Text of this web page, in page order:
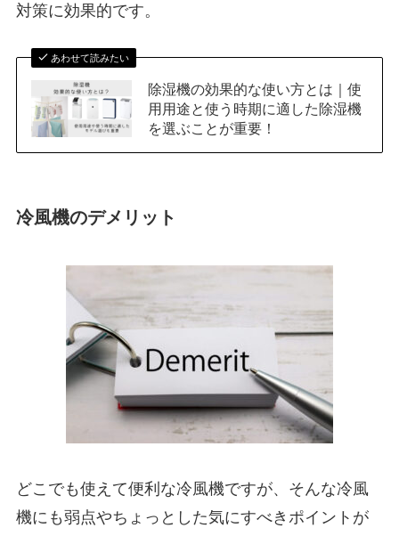
対策に効果的です。
あわせて読みたい
除湿機の効果的な使い方とは｜使
用用途と使う時期に適した除湿機
を選ぶことが重要！
冷風機のデメリット
どこでも使えて便利な冷風機ですが、そんな冷風
機にも弱点やちょっとした気にすべきポイントが